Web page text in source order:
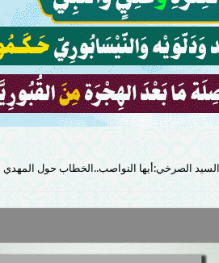
السيد الصرخي:أيها النواصب..الخطاب حول المهدي